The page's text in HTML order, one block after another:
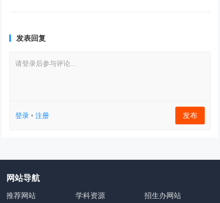
发表回复
请登录后参与评论...
登录 •注册 发布
网站导航
推荐网站 学科资源
招生办网站